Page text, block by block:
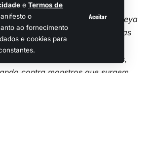
o
ao fornecimento
e cookies para
os desenvolvedores.
se à super-heroína colegial Reya
empresária, Nio, enquanto elas
em uma aventura como
de conteúdo sobre heróis,
contra monstros que surgem,